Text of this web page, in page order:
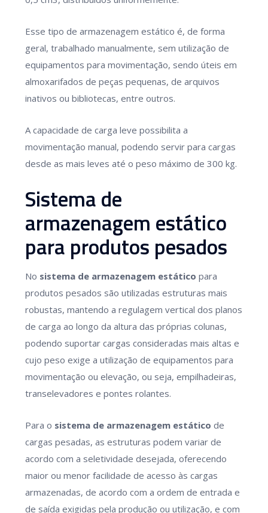
Esse tipo de armazenagem estático é, de forma
geral, trabalhado manualmente, sem utilização de
equipamentos para movimentação, sendo úteis em
almoxarifados de peças pequenas, de arquivos
inativos ou bibliotecas, entre outros.
A capacidade de carga leve possibilita a
movimentação manual, podendo servir para cargas
desde as mais leves até o peso máximo de 300 kg.
Sistema de
armazenagem estático
para produtos pesados
No sistema de armazenagem estático para
produtos pesados são utilizadas estruturas mais
robustas, mantendo a regulagem vertical dos planos
de carga ao longo da altura das próprias colunas,
podendo suportar cargas consideradas mais altas e
cujo peso exige a utilização de equipamentos para
movimentação ou elevação, ou seja, empilhadeiras,
transelevadores e pontes rolantes.
Para o sistema de armazenagem estático de
cargas pesadas, as estruturas podem variar de
acordo com a seletividade desejada, oferecendo
maior ou menor facilidade de acesso às cargas
armazenadas, de acordo com a ordem de entrada e
de saída exigidas pela produção ou utilização, e com